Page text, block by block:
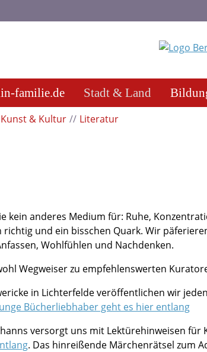
familie.de Stadt & Land
Kunst & Kultur Literatur
kein anderes Medium für: Ruhe,
richtig und ein bisschen Quark. Wir
Wohlfühlen und Nachdenken.
Wegweiser zu empfehlenswerten
in Lichterfelde veröffentlichen wir
Bücherliebhaber geht es hier entlang
versorgt uns mit Lektürehinweisen
. Das hinreißende Märchenrätsel zum